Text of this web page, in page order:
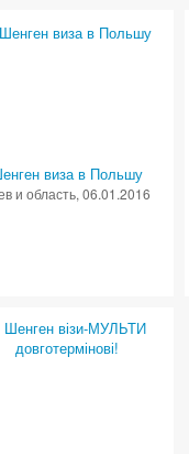
виза в Польшу
и область, 06.01.2016